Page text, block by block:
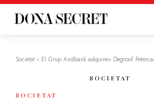
Societat El Grup Andbank adquireix Degroof
SOCIETAT
SOCIETAT